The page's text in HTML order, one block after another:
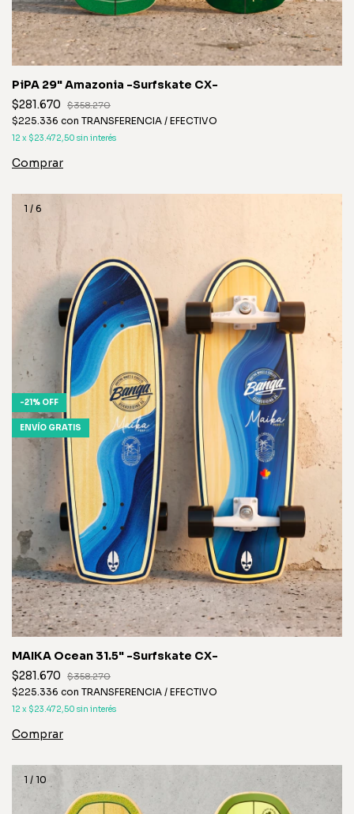
PiPA 29" Amazonia -Surfskate CX-
$281.670
$358.270
$225.336 con TRANSFERENCIA / EFECTIVO
12 x $23.472,50 sin interés
1 / 6
-21% OFF
ENVÍO GRATIS
MAIKA Ocean 31.5" -Surfskate CX-
$281.670
$358.270
$225.336 con TRANSFERENCIA / EFECTIVO
12 x $23.472,50 sin interés
1 / 10